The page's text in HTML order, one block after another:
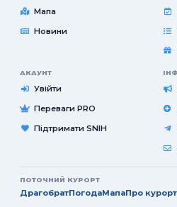
Мапа
Новини
АКАУНТ
Увійти
Переваги PRO
Підтримати SNIH
ПОТОЧНИЙ КУРОРТ
ДрагобратПогодаМапаПро курорт